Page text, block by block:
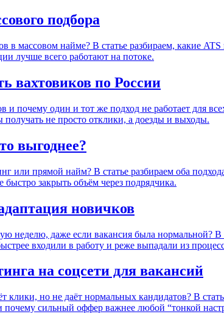
подбора
в массовом найме? В статье разбираем, какие
лучше всего работают на потоке.
вахтовиков по России
и почему один и тот же подход не работает для
не просто отклики, а доезды и выходы.
выгоднее?
или прямой найм? В статье разбираем оба
быстро закрыть объём через подрядчика.
новичков
неделю, даже если вакансия была нормальной? В
входили в работу и реже выпадали из
на соцсети для вакансий
клики, но не даёт нормальных кандидатов? В
почему сильный оффер важнее любой “тонкой